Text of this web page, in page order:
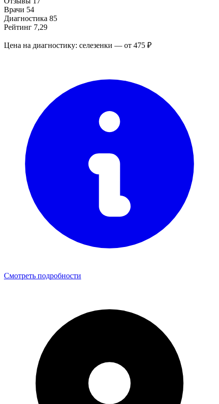
Врачи 54
Диагностика 85
Рейтинг 7,29
Цена на диагностику: селезенки — от 475 ₽
Смотреть подробности